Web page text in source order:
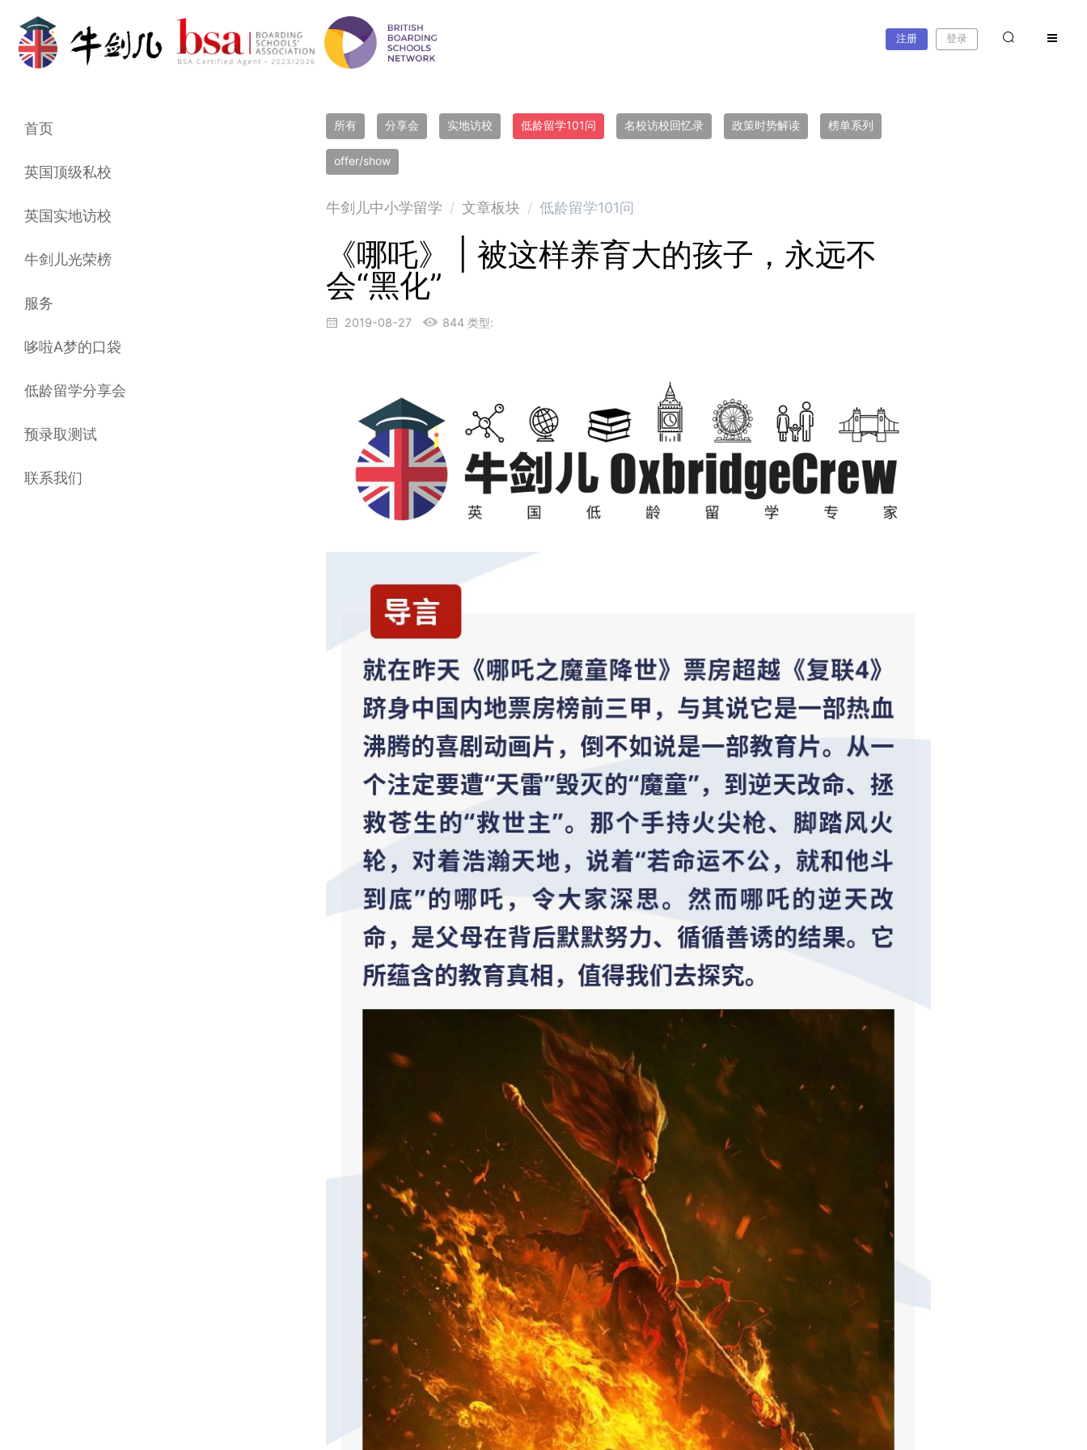
注册 登录
首页
英国顶级私校
英国实地访校
牛剑儿光荣榜
服务
哆啦A梦的口袋
低龄留学分享会
预录取测试
联系我们
所有 分享会 实地访校 低龄留学101问 名校访校回忆录 政策时势解读 榜单系列
offer/show
牛剑儿中小学留学 / 文章板块 / 低龄留学101问
《哪吒》 | 被这样养育大的孩子，永远不
会“黑化”
2019-08-27 844 类型: